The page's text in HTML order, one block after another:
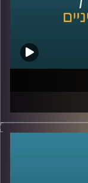
בדמוקרטיה, מה
לתפקוד של מדינה,